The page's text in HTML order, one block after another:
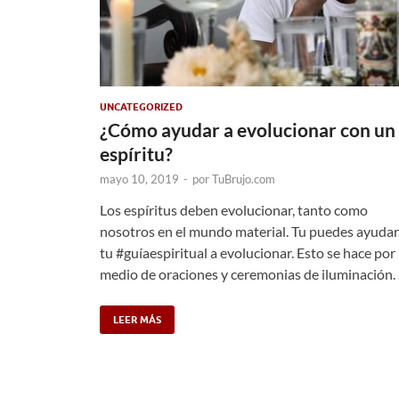
UNCATEGORIZED
¿Cómo ayudar a evolucionar con un
espíritu?
mayo 10, 2019 - porTuBrujo.com
Los espíritus deben evolucionar, tanto como
nosotros en el mundo material. Tu puedes
tu #guíaespiritual a evolucionar. Esto se hace por
medio de oraciones y ceremonias de
LEER MÁS